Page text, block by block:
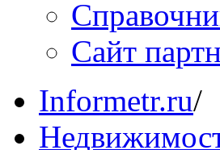
Сайт
Informetr.ru/